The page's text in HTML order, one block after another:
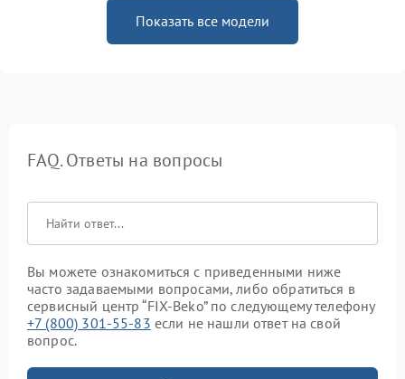
Показать все модели
FAQ. Ответы на вопросы
Вы можете ознакомиться с приведенными ниже
часто задаваемыми вопросами, либо обратиться в
сервисный центр “FIX-Beko” по следующему телефону
+7 (800) 301-55-83 если не нашли ответ на свой
вопрос.